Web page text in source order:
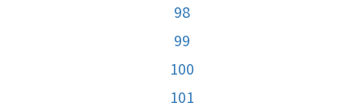
98
99
100
101